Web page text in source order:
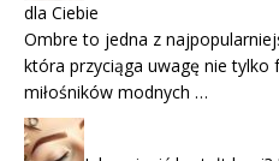
dla Ciebie
Ombre to jedna z
która przyciąga uwagę nie tylko
miłośników modnych …